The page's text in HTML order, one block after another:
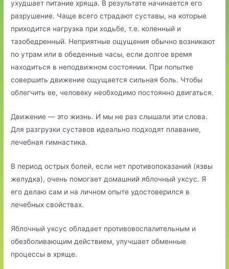
ухудшает питание хряща. В результате начинается его
разрушение. Чаще всего страдают суставы, на которые
приходится нагрузка при ходьбе, т.е. коленный и
тазобедренный. Неприятные ощущения обычно возникают
по утрам или в обеденные часы, если долгое время
находиться в неподвижном состоянии. При попытке
совершить движение ощущается сильная боль. Чтобы
облегчить ее, человеку необходимо постоянно двигаться.
Движение — это жизнь. И мы не раз слышали эти слова.
Для разгрузки суставов идеально подходят плавание,
лечебная гимнастика.
В период острых болей, если нет противопоказаний (язвы
желудка), очень помогает домашний яблочный уксус. Я
его делаю сам и на личном опыте удостоверился в
лечебных свойствах.
Яблочный уксус обладает противовоспалительным и
обезболивающим действием, улучшает обменные
процессы в хряще.